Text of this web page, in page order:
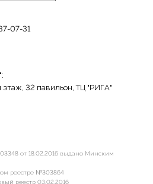
07-31
этаж, 32 павильон, ТЦ "РИГА"
от 18.02.2016 выдано Минским
реестре №303864
реестр 03.02.2016